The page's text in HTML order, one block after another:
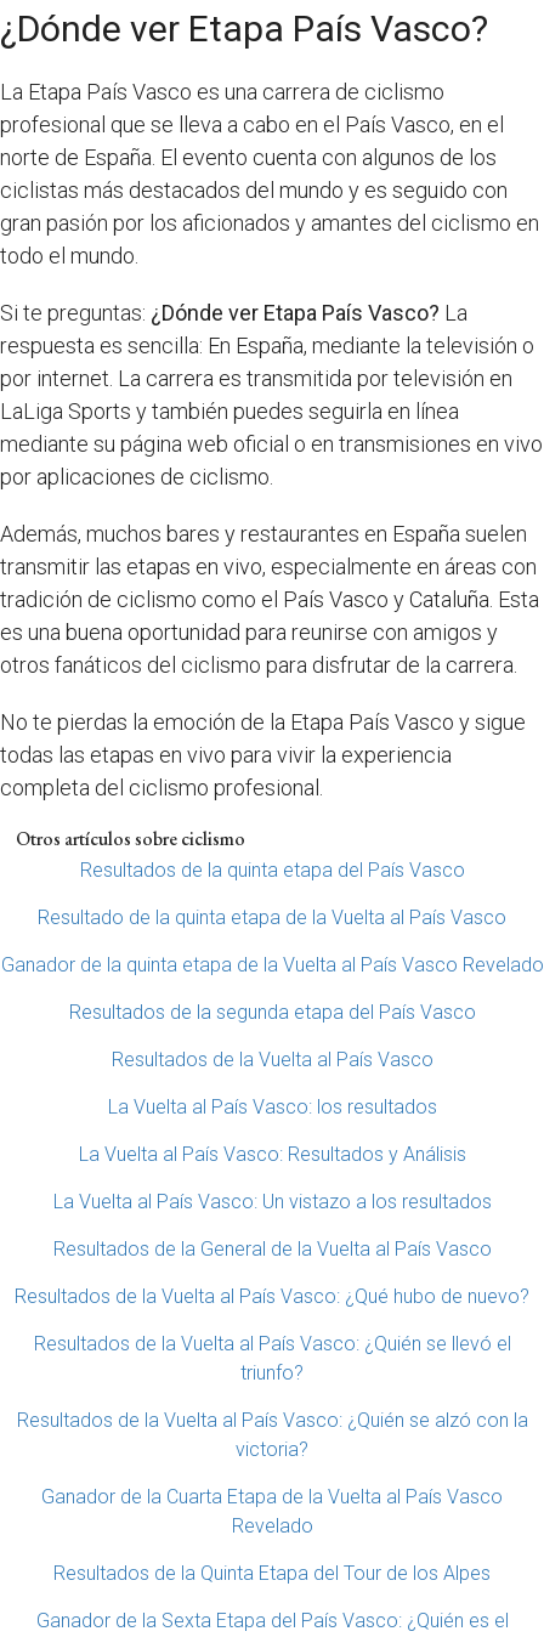
¿Dónde ver Etapa País Vasco?
La Etapa País Vasco es una carrera de ciclismo
profesional que se lleva a cabo en el País Vasco, en el
norte de España. El evento cuenta con algunos de los
ciclistas más destacados del mundo y es seguido con
gran pasión por los aficionados y amantes del ciclismo en
todo el mundo.
Si te preguntas: ¿Dónde ver Etapa País Vasco? La
respuesta es sencilla: En España, mediante la televisión o
por internet. La carrera es transmitida por televisión en
LaLiga Sports y también puedes seguirla en línea
mediante su página web oficial o en transmisiones en vivo
por aplicaciones de ciclismo.
Además, muchos bares y restaurantes en España suelen
transmitir las etapas en vivo, especialmente en áreas con
tradición de ciclismo como el País Vasco y Cataluña. Esta
es una buena oportunidad para reunirse con amigos y
otros fanáticos del ciclismo para disfrutar de la carrera.
No te pierdas la emoción de la Etapa País Vasco y sigue
todas las etapas en vivo para vivir la experiencia
completa del ciclismo profesional.
Otros artículos sobre ciclismo
Resultados de la quinta etapa del País Vasco
Resultado de la quinta etapa de la Vuelta al País Vasco
Ganador de la quinta etapa de la Vuelta al País Vasco Revelado
Resultados de la segunda etapa del País Vasco
Resultados de la Vuelta al País Vasco
La Vuelta al País Vasco: los resultados
La Vuelta al País Vasco: Resultados y Análisis
La Vuelta al País Vasco: Un vistazo a los resultados
Resultados de la General de la Vuelta al País Vasco
Resultados de la Vuelta al País Vasco: ¿Qué hubo de nuevo?
Resultados de la Vuelta al País Vasco: ¿Quién se llevó el
triunfo?
Resultados de la Vuelta al País Vasco: ¿Quién se alzó con la
victoria?
Ganador de la Cuarta Etapa de la Vuelta al País Vasco
Revelado
Resultados de la Quinta Etapa del Tour de los Alpes
Ganador de la Sexta Etapa del País Vasco: ¿Quién es el